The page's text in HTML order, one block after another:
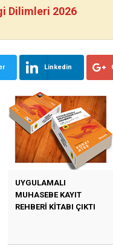
Dilimleri 2026
Linkedin
UYGULAMALI
MUHASEBE KAYIT
REHBERİ KİTABI ÇIKTI